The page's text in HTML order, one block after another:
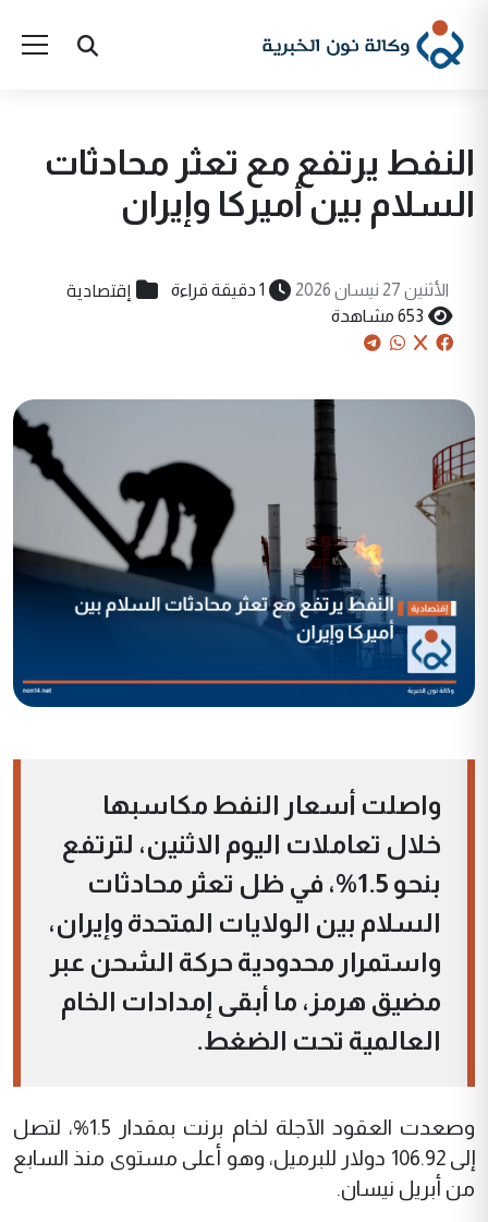
النفط يرتفع مع تعثر محادثات
السلام بين أميركا وإيران
الأثنين 27 نيسان 2026 1 دقيقة قراءة إقتصادية
653 مشاهدة
واصلت أسعار النفط مكاسبها
خلال تعاملات اليوم الاثنين، لترتفع
بنحو 1.5%، في ظل تعثر محادثات
السلام بين الولايات المتحدة وإيران،
واستمرار محدودية حركة الشحن عبر
مضيق هرمز، ما أبقى إمدادات الخام
العالمية تحت الضغط.
وصعدت العقود الآجلة لخام برنت بمقدار 1.5%، لتصل
إلى 106.92 دولار للبرميل، وهو أعلى مستوى منذ السابع
من أبريل نيسان.